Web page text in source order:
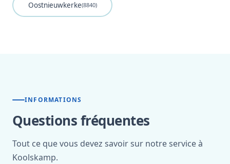
Oostnieuwkerke(8840)
INFORMATIONS
Questions fréquentes
Tout ce que vous devez savoir sur notre service à
Koolskamp.